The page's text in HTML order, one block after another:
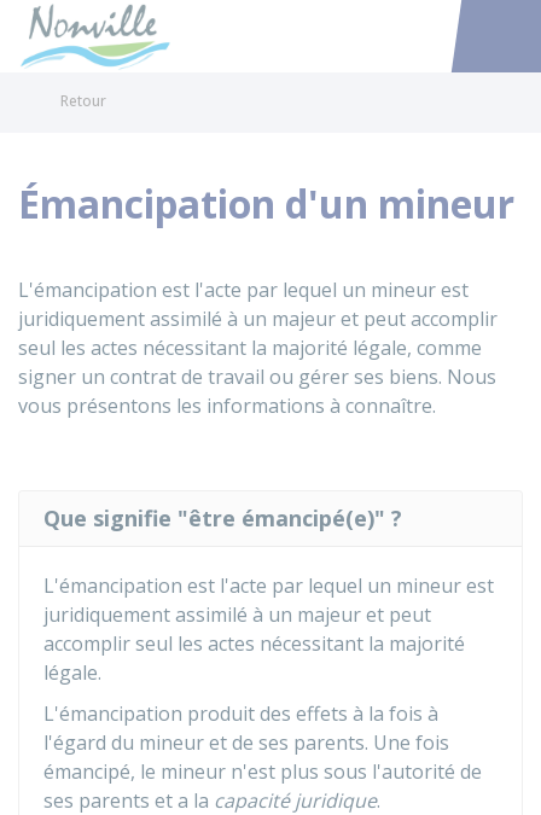
Accéder
Retour
Émancipation d'un mineur
L'émancipation est l'acte par lequel un mineur est
juridiquement assimilé à un majeur et peut accomplir
seul les actes nécessitant la majorité légale, comme
signer un contrat de travail ou gérer ses biens. Nous
vous présentons les informations à connaître.
Que signifie "être émancipé(e)" ?
L'émancipation est l'acte par lequel un mineur est
juridiquement assimilé à un majeur et peut
accomplir seul les actes nécessitant la majorité
légale.
L'émancipation produit des effets à la fois à
l'égard du mineur et de ses parents. Une fois
émancipé, le mineur n'est plus sous l'autorité de
ses parents et a la capacité juridique.